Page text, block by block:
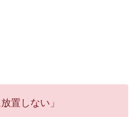
置しない」